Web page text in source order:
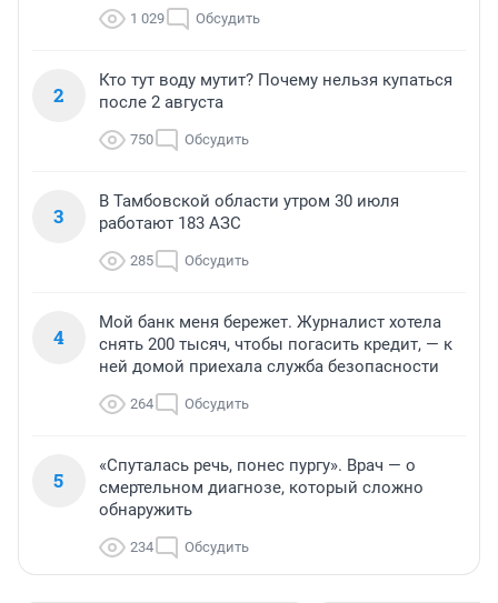
1 029 Обсудить
2
Кто тут воду мутит? Почему нельзя купаться
после 2 августа
750 Обсудить
3
В Тамбовской области утром 30 июля
работают 183 АЗС
285 Обсудить
4
Мой банк меня бережет. Журналист хотела
снять 200 тысяч, чтобы погасить кредит, — к
ней домой приехала служба безопасности
264 Обсудить
5
«Спуталась речь, понес пургу». Врач — о
смертельном диагнозе, который сложно
обнаружить
234 Обсудить